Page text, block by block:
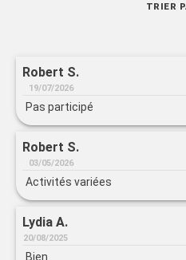
TRIER
Robert S.
19/07/2026
Pas participé
Robert S.
03/05/2026
Activités variées
Lydia A.
20/08/2025
Bien